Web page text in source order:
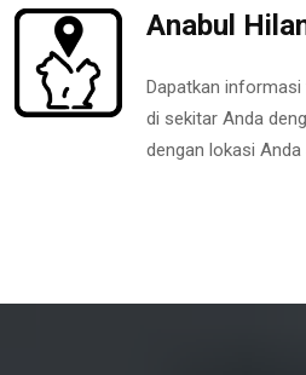
Anabul
Dapatkan informasi
di sekitar Anda
dengan lokasi Anda